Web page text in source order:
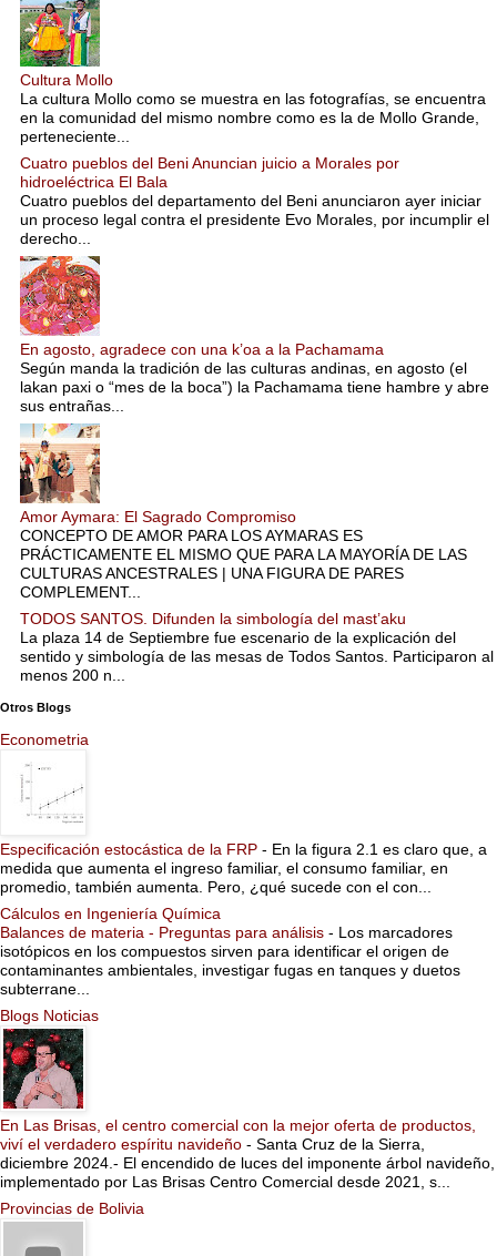
Cultura Mollo
La cultura Mollo como se muestra en las fotografías, se encuentra
en la comunidad del mismo nombre como es la de Mollo Grande,
perteneciente...
Cuatro pueblos del Beni Anuncian juicio a Morales por
hidroeléctrica El Bala
Cuatro pueblos del departamento del Beni anunciaron ayer iniciar
un proceso legal contra el presidente Evo Morales, por incumplir el
derecho...
En agosto, agradece con una k’oa a la Pachamama
Según manda la tradición de las culturas andinas, en agosto (el
lakan paxi o “mes de la boca”) la Pachamama tiene hambre y abre
sus entrañas...
Amor Aymara: El Sagrado Compromiso
CONCEPTO DE AMOR PARA LOS AYMARAS ES
PRÁCTICAMENTE EL MISMO QUE PARA LA MAYORÍA DE LAS
CULTURAS ANCESTRALES | UNA FIGURA DE PARES
COMPLEMENT...
TODOS SANTOS. Difunden la simbología del mast’aku
La plaza 14 de Septiembre fue escenario de la explicación del
sentido y simbología de las mesas de Todos Santos. Participaron al
menos 200 n...
Otros Blogs
Econometria
Especificación estocástica de la FRP - En la figura 2.1 es claro que, a
medida que aumenta el ingreso familiar, el consumo familiar, en
promedio, también aumenta. Pero, ¿qué sucede con el con...
Cálculos en Ingeniería Química
Balances de materia - Preguntas para análisis - Los marcadores
isotópicos en los compuestos sirven para identificar el origen de
contaminantes ambientales, investigar fugas en tanques y duetos
subterrane...
Blogs Noticias
En Las Brisas, el centro comercial con la mejor oferta de productos,
viví el verdadero espíritu navideño - Santa Cruz de la Sierra,
diciembre 2024.- El encendido de luces del imponente árbol navideño,
implementado por Las Brisas Centro Comercial desde 2021, s...
Provincias de Bolivia